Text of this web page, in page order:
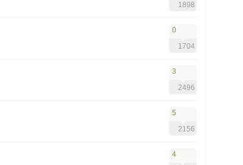
1898
0
1704
3
2496
5
2156
4